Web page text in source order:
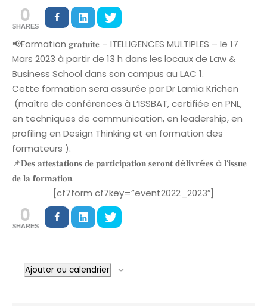
0
SHARES
📢Formation 𝐠𝐫𝐚𝐭𝐮𝐢𝐭𝐞 – ITELLIGENCES MULTIPLES – le 17
Mars 2023 à partir de 13 h dans les locaux de Law &
Business School dans son campus au LAC 1.
Cette formation sera assurée par Dr Lamia Krichen
(maître de conférences à L’ISSBAT, certifiée en PNL,
en techniques de communication, en leadership, en
profiling en Design Thinking et en formation des
formateurs ).
📌𝐃𝐞𝐬 𝐚𝐭𝐭𝐞𝐬𝐭𝐚𝐭𝐢𝐨𝐧𝐬 𝐝𝐞 𝐩𝐚𝐫𝐭𝐢𝐜𝐢𝐩𝐚𝐭𝐢𝐨𝐧 𝐬𝐞𝐫𝐨𝐧𝐭 𝐝é𝐥𝐢𝐯𝐫é𝐞𝐬 à 𝐥’𝐢𝐬𝐬𝐮𝐞
𝐝𝐞 𝐥𝐚 𝐟𝐨𝐫𝐦𝐚𝐭𝐢𝐨𝐧.
[cf7form cf7key=”event2022_2023″]
0
SHARES
Ajouter au calendrier